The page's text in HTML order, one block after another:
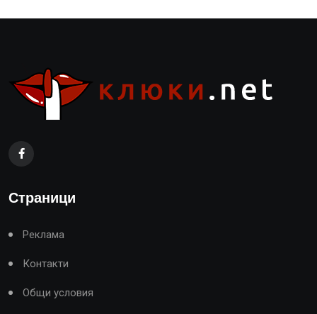
Страници
Реклама
Контакти
Общи условия